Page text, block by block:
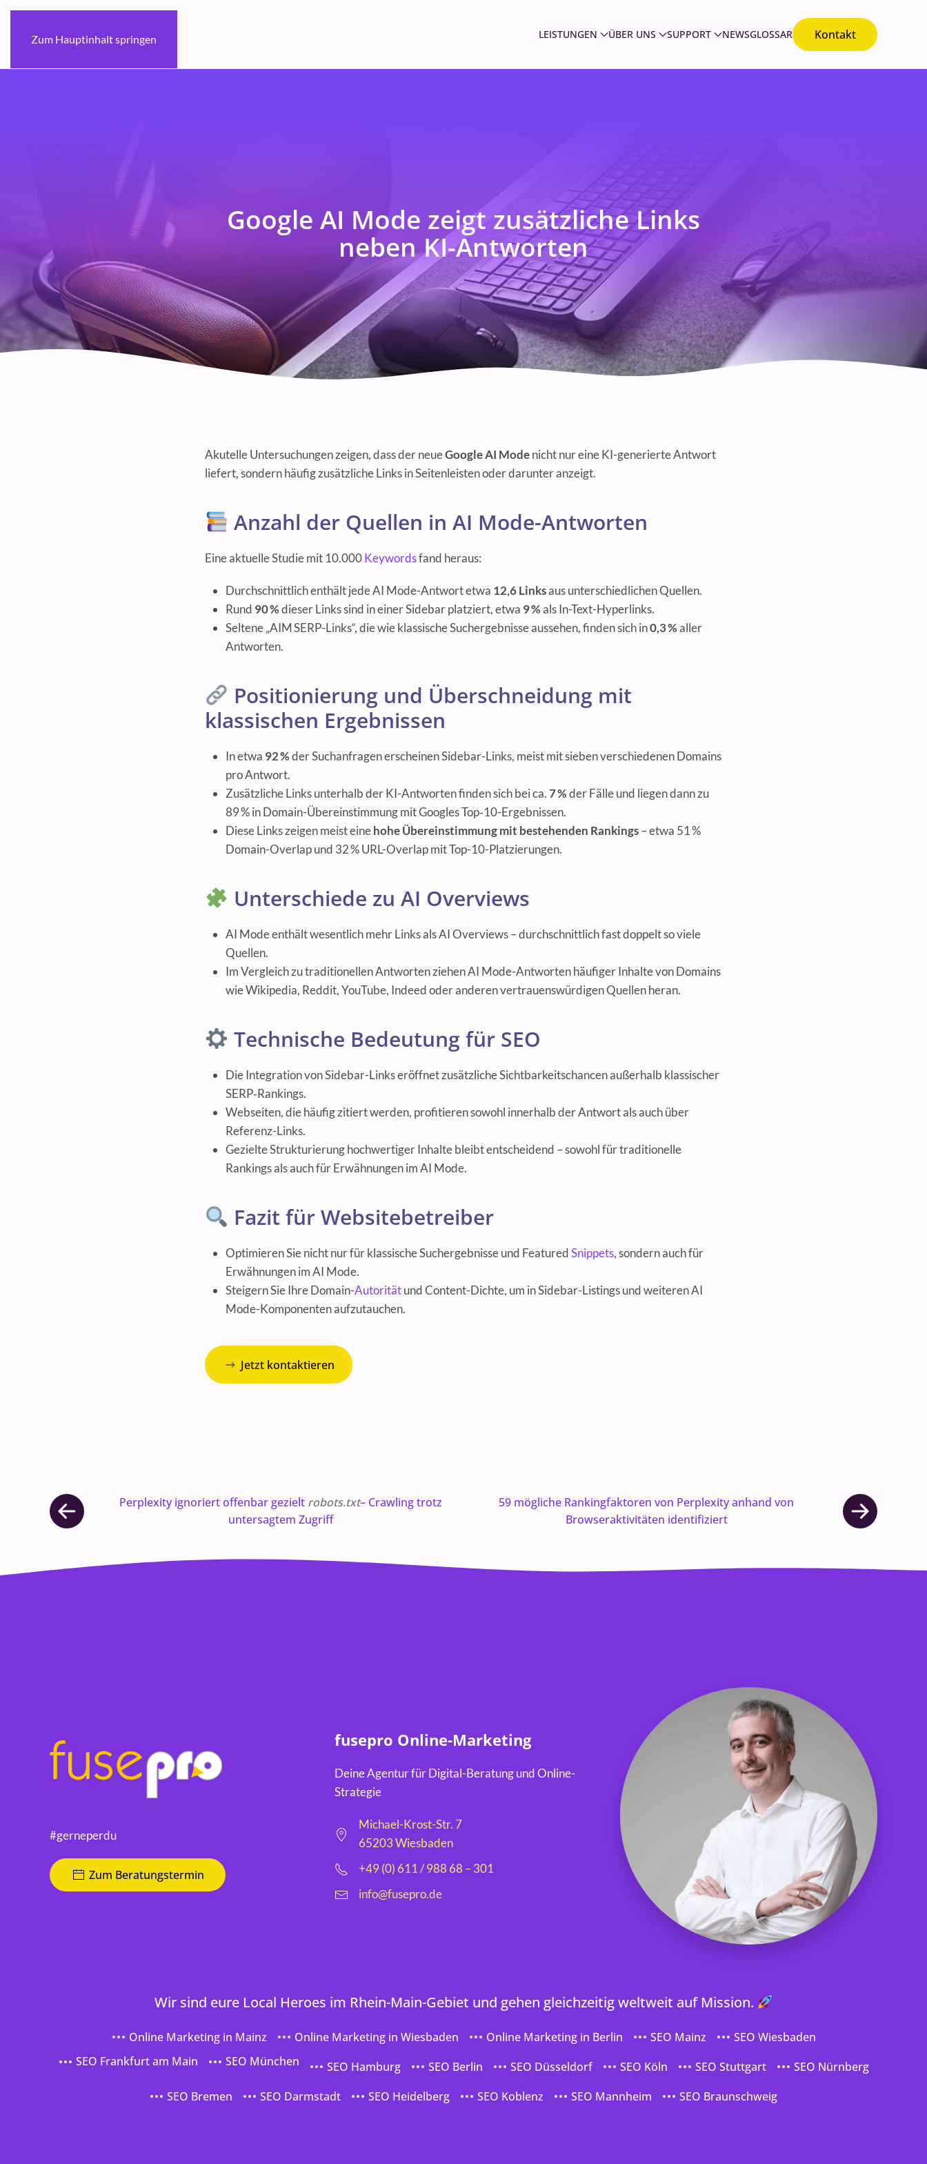
Zum Hauptinhalt springen LEISTUNGEN ÜBER UNS SUPPORT NEWSGLOSSAR Kontakt
Google AI Mode zeigt zusätzliche Links
neben KI-Antworten
Akutelle Untersuchungen zeigen, dass der neueGoogle AI Modenicht nur eine KI-generierte Antwort
liefert, sondern häufig zusätzliche Links in Seitenleisten oder darunter anzeigt.
Anzahl der Quellen in AI Mode-Antworten
Eine aktuelle Studie mit 10.000Keywordsfand heraus:
Durchschnittlich enthält jede AI Mode-Antwort etwa 12,6 Linksaus unterschiedlichen Quellen.
Rund 90 %dieser Links sind in einer Sidebar platziert, etwa 9 %als In-Text-Hyperlinks.
Seltene „AIM SERP-Links“, die wie klassische Suchergebnisse aussehen, finden sich in0,3 %aller
Antworten.
Positionierung und Überschneidung mit
klassischen Ergebnissen
In etwa 92 %der Suchanfragen erscheinen Sidebar-Links, meist mit sieben verschiedenen Domains
pro Antwort.
Zusätzliche Links unterhalb der KI-Antworten finden sich bei ca.7 %der Fälle und liegen dann zu
89 % in Domain-Übereinstimmung mit Googles Top‑10-Ergebnissen.
Diese Links zeigen meist einehohe Übereinstimmung mit bestehenden Rankings– etwa 51 %
Domain-Overlap und 32 % URL-Overlap mit Top-10-Platzierungen.
Unterschiede zu AI Overviews
AI Mode enthält wesentlich mehr Links als AI Overviews – durchschnittlich fast doppelt so viele
Quellen.
Im Vergleich zu traditionellen Antworten ziehen AI Mode-Antworten häufiger Inhalte von Domains
wie Wikipedia, Reddit, YouTube, Indeed oder anderen vertrauenswürdigen Quellen heran.
Technische Bedeutung für SEO
Die Integration von Sidebar-Links eröffnet zusätzliche Sichtbarkeitschancen außerhalb klassischer
SERP‑Rankings.
Webseiten, die häufig zitiert werden, profitieren sowohl innerhalb der Antwort als auch über
Referenz-Links.
Gezielte Strukturierung hochwertiger Inhalte bleibt entscheidend – sowohl für traditionelle
Rankings als auch für Erwähnungen im AI Mode.
Fazit für Websitebetreiber
Optimieren Sie nicht nur für klassische Suchergebnisse und FeaturedSnippets, sondern auch für
Erwähnungen im AI Mode.
Steigern Sie Ihre Domain-Autoritätund Content-Dichte, um in Sidebar-Listings und weiteren AI
Mode-Komponenten aufzutauchen.
Jetzt kontaktieren
Perplexity ignoriert offenbar gezielt robots.txt– Crawling trotz
untersagtem Zugriff
59 mögliche Rankingfaktoren von Perplexity anhand von
Browseraktivitäten identifiziert
#gerneperdu
Zum Beratungstermin
fusepro Online-Marketing
Deine Agentur für Digital-Beratung und Online-
Strategie
Michael-Krost-Str. 7
65203 Wiesbaden
+49 (0) 611 / 988 68 – 301
info@fusepro.de
Wir sind eure Local Heroes im Rhein-Main-Gebiet und gehen gleichzeitig weltweit auf Mission.
Online Marketing in Mainz Online Marketing in Wiesbaden Online Marketing in Berlin SEO Mainz
SEO Wiesbaden
SEO Frankfurt am Main
SEO München SEO Hamburg SEO Berlin SEO Düsseldorf SEO Köln SEO Stuttgart
SEO Nürnberg
SEO Bremen
SEO Darmstadt SEO Heidelberg SEO Koblenz SEO Mannheim SEO Braunschweig